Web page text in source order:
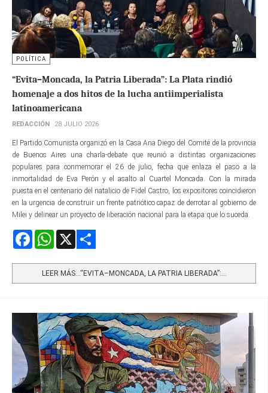
POLÍTICA
“Evita–Moncada, la Patria Liberada”: La Plata rindió
homenaje a dos hitos de la lucha antiimperialista
latinoamericana
REDACCIÓN 28 JULIO 2026
El Partido Comunista organizó en la Casa Ana Diego del Comité de la provincia
de Buenos Aires una charla-debate que reunió a distintas organizaciones
populares para conmemorar el 26 de julio, fecha que enlaza el paso a la
inmortalidad de Eva Perón y el asalto al Cuartel Moncada. Con la mirada
puesta en el centenario del natalicio de Fidel Castro, los expositores coincidieron
en la urgencia de construir un frente patriótico capaz de derrotar al gobierno de
Milei y delinear un proyecto de liberación nacional para la etapa que lo suceda.
FacebookWhatsApp
LEER MÁS…“EVITA–MONCADA, LA PATRIA LIBERADA”:...